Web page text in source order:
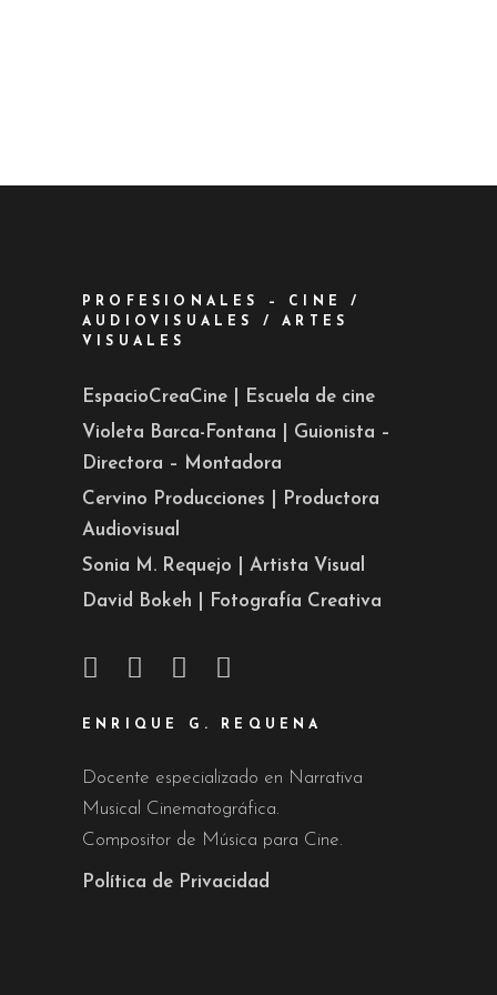
PROFESIONALES – CINE /
AUDIOVISUALES / ARTES
VISUALES
EspacioCreaCine | Escuela de cine
Violeta Barca-Fontana | Guionista –
Directora – Montadora
Cervino Producciones | Productora
Audiovisual
Sonia M. Requejo | Artista Visual
David Bokeh | Fotografía Creativa
ENRIQUE G. REQUENA
Docente especializado en Narrativa
Musical Cinematográfica.
Compositor de Música para Cine.
Política de Privacidad